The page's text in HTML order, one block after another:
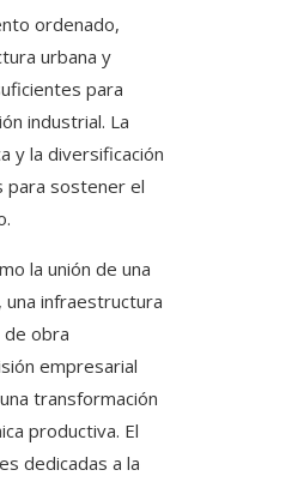
ordenado,
urbana y
para
industrial. La
y la diversificación
para sostener el
la unión de una
una infraestructura
de obra
empresarial
transformación
productiva. El
dedicadas a la